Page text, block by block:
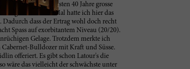
und für die nächsten 40 Jahre grosse
Das erste Mal hatte ich hier das
Dadurch dass der Ertrag wohl doch recht
Spass auf exorbitantem Niveau (20/20).
Gelage. Trotzdem merkte ich
Cabernet-Bulldozer mit Kraft und Süsse.
offeriert. Es gibt schon Latour's die
wäre das vielleicht der schwächste unter